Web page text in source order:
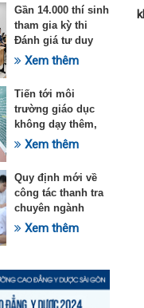
Gần 14.000 thí sinh
tham gia kỳ thi
Đánh giá tư duy
đợt 1 năm 2025
Xem thêm
Tiến tới môi
trường giáo dục
không dạy thêm,
học thêm
Xem thêm
Quy định mới về
công tác thanh tra
chuyên ngành
trong lĩnh vực giáo
Xem thêm